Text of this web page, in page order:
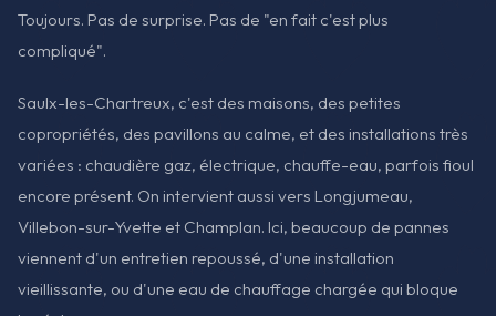
Toujours. Pas de surprise. Pas de "en fait c'est plus
compliqué".
Saulx-les-Chartreux, c'est des maisons, des petites
copropriétés, des pavillons au calme, et des installations très
variées : chaudière gaz, électrique, chauffe-eau, parfois fioul
encore présent. On intervient aussi vers Longjumeau,
Villebon-sur-Yvette et Champlan. Ici, beaucoup de pannes
viennent d'un entretien repoussé, d'une installation
vieillissante, ou d'une eau de chauffage chargée qui bloque